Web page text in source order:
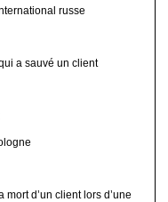
russe
a sauvé un client
d’un client lors d’une